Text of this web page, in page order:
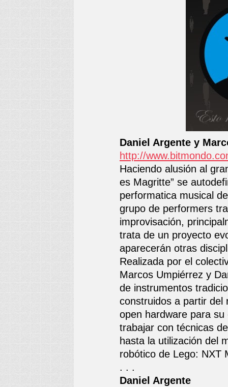
Daniel Argente y
http://
Haciendo alusión al
es Magritte” se
performatica musical
grupo de performers
improvisación,
trata de un proyecto
aparecerán otras
Realizada por el
Marcos Umpiérrez y
de instrumentos
construidos a partir del
open hardware para
trabajar con técnicas
hasta la utilización del
robótico de Lego: NXT
. . .
Daniel Argente